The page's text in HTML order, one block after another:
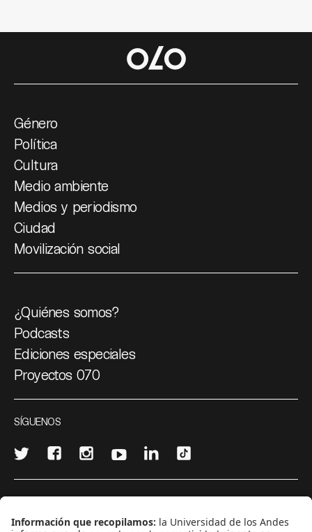
Género
Política
Cultura
Medio ambiente
Medios y periodismo
Ciudad
Movilización social
¿Quiénes somos?
Podcasts
Ediciones especiales
Proyectos 070
SÍGUENOS